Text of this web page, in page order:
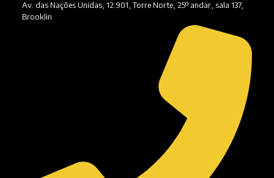
Av. das Nações Unidas, 12.901, Torre Norte, 25º andar, sala 137,
Brooklin